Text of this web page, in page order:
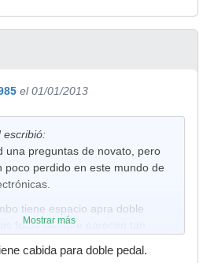
el 01/01/2013
escribió:
una preguntas de novato, pero
poco perdido en este mundo de
tiene espacio apra doble
fotos siempre parecen tan
Mostrar más
cabida para doble pedal.